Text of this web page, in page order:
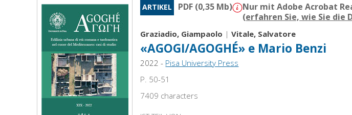
ARTIKEL PDF (0,35 Mb)
Nur mit Adobe Acrobat
(erfahren Sie, wie Sie die
Graziadio, Giampaolo |Vitale, Salvatore
«AGOGI/AGOGHÉ» e Mario Benzi
2022 - Pisa University Press
P. 50-51
7409 characters